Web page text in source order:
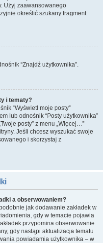
Użyj zaawansowanego
określić szukany fragment
“Znajdź użytkownika”.
i tematy?
“Wyświetl moje posty”
lub odnośnik “Posty użytkownika”
posty” z menu „Więcej…”
Jeśli chcesz wyszukać swoje
i skorzystaj z
a obserwowaniem?
jak dodawanie zakładek w
gdy w temacie pojawia
przypomina obserwowanie
gdy nastąpi aktualizacja tematu
powiadamia użytkownika – w